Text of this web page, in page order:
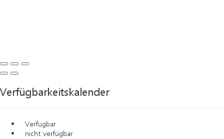
Verfügbarkeitskalender
Verfügbar
nicht verfügbar